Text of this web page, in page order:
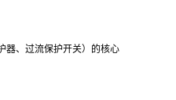
器、过流保护开关）的核心